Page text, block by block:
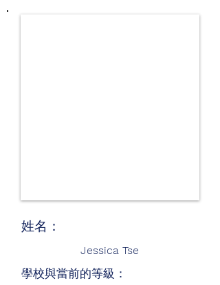
姓名：
Jessica Tse
學校與當前的等級：